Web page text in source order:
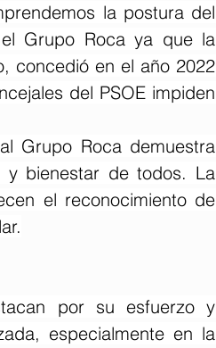
la postura del
Grupo Roca ya que la
concedió en el año 2022
del PSOE impiden
Grupo Roca demuestra
bienestar de todos. La
el reconocimiento de
por su esfuerzo y
especialmente en la